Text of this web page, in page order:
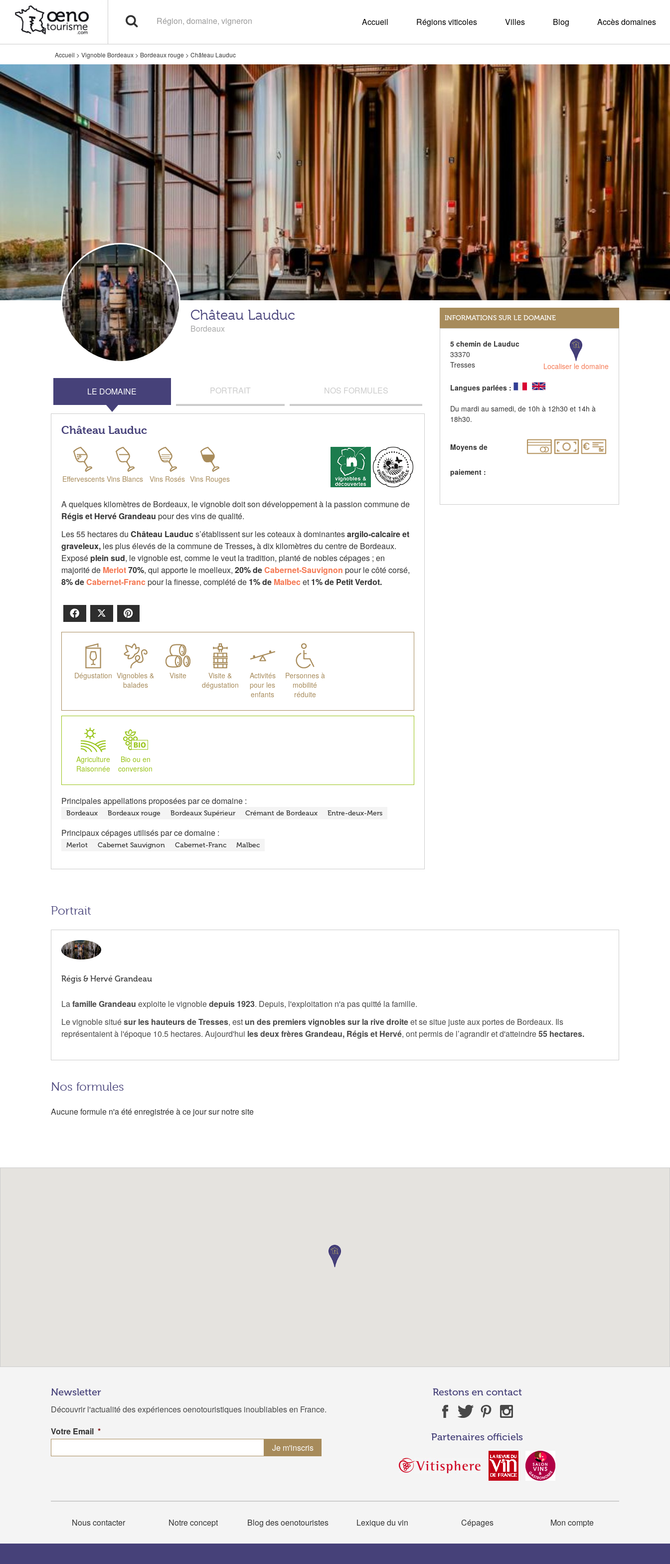
Accueil Régions viticoles Villes Blog Accès domaines
Accueil > Vignoble Bordeaux > Bordeaux rouge > Château Lauduc
Château Lauduc
Bordeaux
LE DOMAINE PORTRAIT NOS FORMULES
Château Lauduc
Effervescents Vins Blancs Vins Rosés Vins Rouges
A quelques kilomètres de Bordeaux, le vignoble doit son développement à la passion commune de
Régis et Hervé Grandeau pour des vins de qualité.
Les 55 hectares du Château Lauducs’établissent sur les coteaux à dominantesargilo-calcaire et
graveleux, les plus élevés de la commune de Tresses,à dix kilomètres du centre de Bordeaux.
Exposé plein sud, le vignoble est, comme le veut la tradition, planté de nobles cépages ; en
majorité de Merlot70%, qui apporte le moelleux, 20% deCabernet-Sauvignon pour le côté corsé,
8% deCabernet-Francpour la finesse, complété de 1% de Malbecet 1% de Petit Verdot.
Facebook
Dégustation Vignobles &
balades
Visite
Visite &
dégustation
Activités
pour les
enfants
Personnes à
mobilité
réduite
Agriculture
Raisonnée
Bio ou en
conversion
Principales appellations proposées par ce domaine :
Bordeaux Bordeaux rouge Bordeaux Supérieur Crémant de Bordeaux Entre-deux-Mers
Principaux cépages utilisés par ce domaine :
Merlot Cabernet Sauvignon Cabernet-Franc Malbec
INFORMATIONS SUR LE DOMAINE
5 chemin de Lauduc
33370
Tresses
Localiser le domaine
Langues parlées :
Du mardi au samedi, de 10h à 12h30 et 14h à
18h30.
Moyens de
paiement :
Portrait
Régis & Hervé Grandeau
Lafamille Grandeau exploite le vignobledepuis 1923. Depuis, l'exploitation n'a pas quitté la famille.
Le vignoble situésur les hauteurs de Tresses, est un des premiers vignobles sur la rive droiteet se situe juste aux portes de Bordeaux. Ils
représentaient à l'époque 10.5 hectares. Aujourd'hui les deux frères Grandeau, Régis et Hervé, ont permis de l’agrandir et d'atteindre55 hectares.
Nos formules
Aucune formule n'a été enregistrée à ce jour sur notre site
Newsletter
Découvrir l'actualité des expériences oenotouristiques inoubliables en France.
Votre Email *
Restons en contact
Partenaires officiels
Nous contacter Notre concept Blog des oenotouristes Lexique du vin Cépages Mon compte